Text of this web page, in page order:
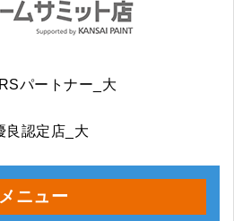
メニュー